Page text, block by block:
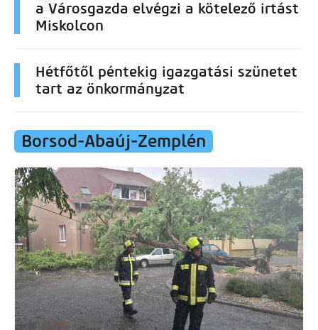
a Városgazda elvégzi a kötelező irtást
Miskolcon
Hétfőtől péntekig igazgatási szünetet
tart az önkormányzat
Borsod-Abaúj-Zemplén